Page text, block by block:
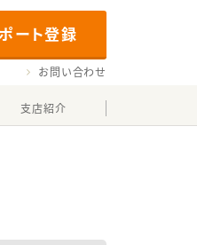
ート登録
お問い合わせ
支店紹介